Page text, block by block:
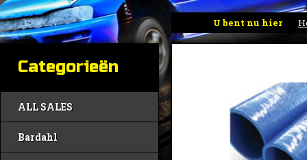
U bent nu hier
Categorieën
ALL SALES
Bardahl